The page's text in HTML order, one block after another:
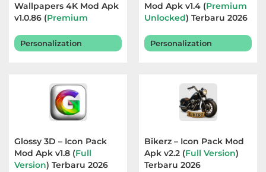
Wallpapers 4K Mod Apk
v1.0.86 (Premium
Personalization
Mod Apk v1.4 (Premium
Unlocked) Terbaru 2026
Personalization
Glossy 3D – Icon Pack
Mod Apk v1.8 (Full
Version) Terbaru 2026
Bikerz – Icon Pack Mod
Apk v2.2 (Full Version)
Terbaru 2026